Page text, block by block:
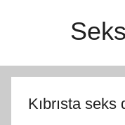
Kıbrısta seks